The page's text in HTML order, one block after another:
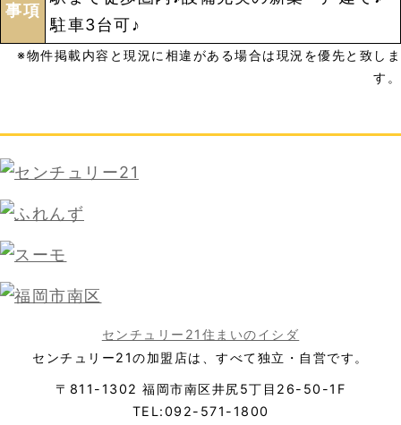
事項
駐車3台可♪
※物件掲載内容と現況に相違がある場合は現況を優先と致しま
す。
センチュリー21住まいのイシダ
センチュリー21の加盟店は、すべて独立・自営です。
〒811-1302 福岡市南区井尻5丁目26-50-1F
TEL:092-571-1800